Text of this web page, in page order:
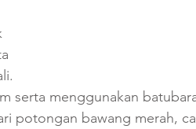
serta menggunakan
potongan bawang merah,